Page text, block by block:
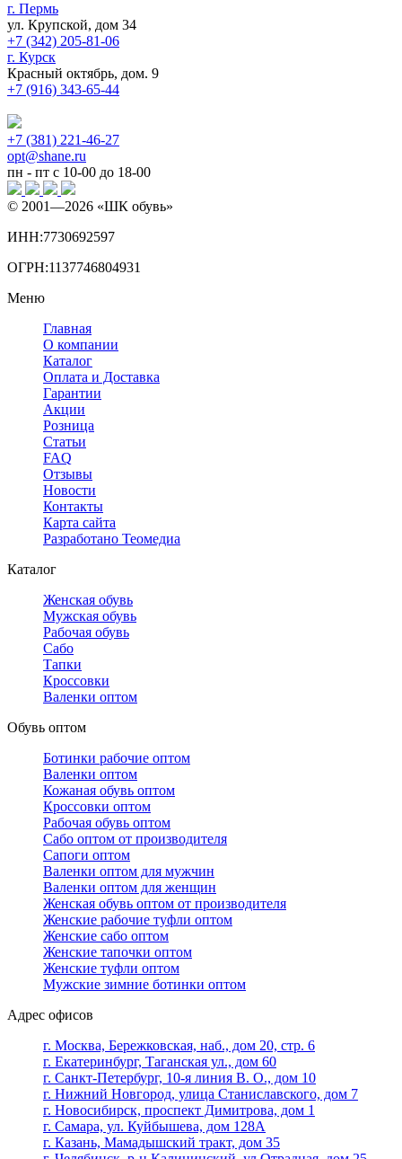
г. Пермь
ул. Крупской, дом 34
+7 (342) 205-81-06
г. Курск
Красный октябрь, дом. 9
+7 (916) 343-65-44
+7 (381) 221-46-27
opt@shane.ru
пн - пт с 10-00 до 18-00
© 2001—2026 «ШК обувь»
ИНН:7730692597
ОГРН:1137746804931
Меню
Главная
О компании
Каталог
Оплата и Доставка
Гарантии
Акции
Розница
Статьи
FAQ
Отзывы
Новости
Контакты
Карта сайта
Разработано Теомедиа
Каталог
Женская обувь
Мужская обувь
Рабочая обувь
Сабо
Тапки
Кроссовки
Валенки оптом
Обувь оптом
Ботинки рабочие оптом
Валенки оптом
Кожаная обувь оптом
Кроссовки оптом
Рабочая обувь оптом
Сабо оптом от производителя
Сапоги оптом
Валенки оптом для мужчин
Валенки оптом для женщин
Женская обувь оптом от производителя
Женские рабочие туфли оптом
Женские сабо оптом
Женские тапочки оптом
Женские туфли оптом
Мужские зимние ботинки оптом
Адрес офисов
г. Москва, Бережковская, наб., дом 20, стр. 6
г. Екатеринбург, Таганская ул., дом 60
г. Санкт-Петербург, 10-я линия В. О., дом 10
г. Нижний Новгород, улица Станиславского, дом 7
г. Новосибирск, проспект Димитрова, дом 1
г. Самара, ул. Куйбышева, дом 128А
г. Казань, Мамадышский тракт, дом 35